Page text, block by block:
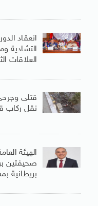
انعقاد
التشادية
العلاقات
قتلى
نقل
الهيئة
صحيفتين
بريطانية